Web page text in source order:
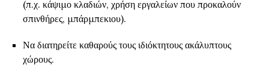
(π.χ. κάψιμο κλαδιών, χρήση εργαλείων που προκαλούν
σπινθήρες, μπάρμπεκιου).
Να διατηρείτε καθαρούς τους ιδιόκτητους ακάλυπτους
χώρους.